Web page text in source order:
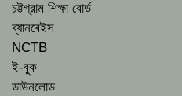
চট্টগ্রাম শিক্ষা বোর্ড
ব্যানবেইস
NCTB
ই-বুক
ডাউনলোড